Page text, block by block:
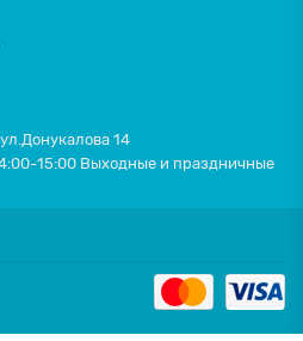
14
15:00 Выходные и праздничные